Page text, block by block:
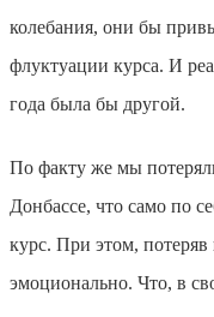
колебания, они бы
флуктуации курса. И
года была бы другой.
По факту же мы
Донбассе, что само по
курс. При этом, потеряв
эмоционально. Что, в